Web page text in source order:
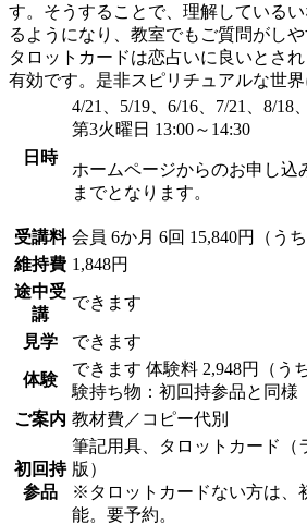
す。そうすることで、理解している
るようになり、教室でもご質問がしや
タロットカードは恋占いに良いとさ
有効です。是非スピリチュアルな世界
日時
4/21、5/19、6/16、7/21、8/18
第3火曜日 13:00～14:30
ホームページからのお申し込
までとなります。
受講料 会員 6か月 6回 15,840円（う
維持費 1,848円
途中受
講
できます
見学 できます
体験
できます 体験料 2,948円（う
験持ち物：初回持参品と同様
ご案内 教材費／コピー代別
初回持
参品
筆記用具、タロットカード（
版）
※タロットカードない方は、
能。要予約。